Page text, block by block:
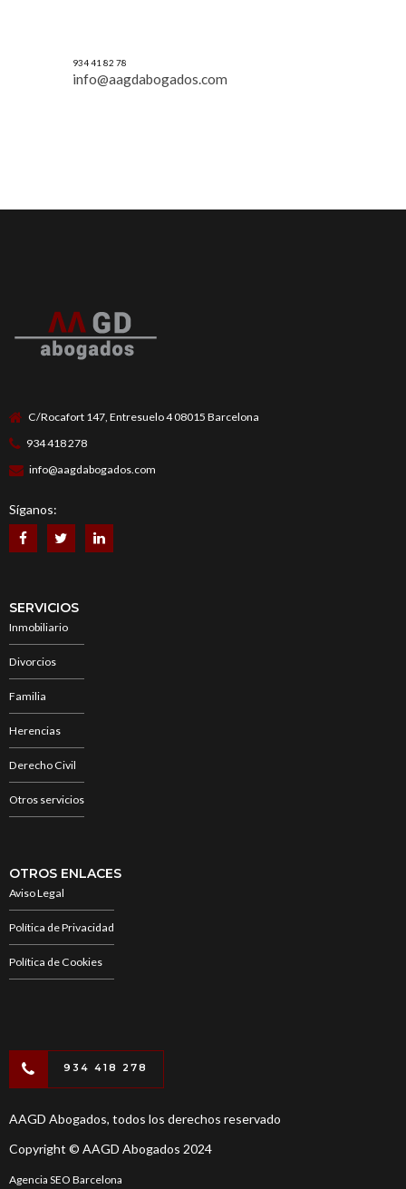
934 41 82 78
info@aagdabogados.com
C/Rocafort 147, Entresuelo 4 08015 Barcelona
934 418 278
info@aagdabogados.com
Síganos:
SERVICIOS
Inmobiliario
Divorcios
Familia
Herencias
Derecho Civil
Otros servicios
OTROS ENLACES
Aviso Legal
Política de Privacidad
Política de Cookies
934 418 278
AAGD Abogados, todos los derechos reservado
Copyright © AAGD Abogados 2024
Agencia SEO Barcelona